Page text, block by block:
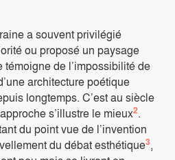
a souvent privilégié
ou proposé un paysage
de l’impossibilité de
architecture poétique
longtemps. C’est au siècle
s’illustre le mieux2.
du point vue de l’invention
du débat esthétique3,